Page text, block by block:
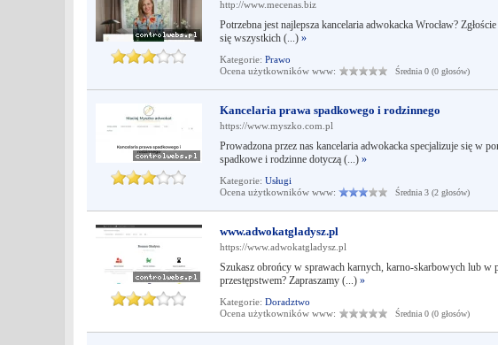
http://www.mecenas.biz
Potrzebna jest najlepsza kancelaria adwokacka Wrocław?
się wszystkich (...) »
Kategorie: Prawo
Ocena użytkowników www:
Średnia 0 (0 głosów)
Kancelaria prawa spadkowego i rodzinnego
https://www.myszko.com.pl
Prowadzona przez nas kancelaria adwokacka specjalizuje się w
spadkowe i rodzinne dotyczą (...) »
Kategorie: Usługi
Ocena użytkowników www:
Średnia 3 (2 głosów)
www.adwokatgladysz.pl
https://www.adwokatgladysz.pl
Szukasz obrońcy w sprawach karnych, karno-skarbowych lub w
przestępstwem? Zapraszamy (...) »
Kategorie: Doradztwo
Ocena użytkowników www:
Średnia 0 (0 głosów)